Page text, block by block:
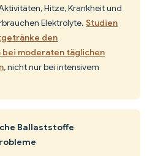
Hitze, Krankheit und
Elektrolyte. Studien
den
moderaten täglichen
, nicht nur bei intensivem
Ballaststoffe